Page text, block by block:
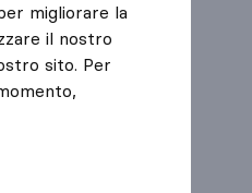
migliorare la
il nostro
sito. Per